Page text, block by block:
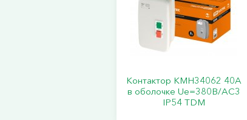
Контактор КМН34062 40А
в оболочке Ue=380В/АC3
IP54 TDM